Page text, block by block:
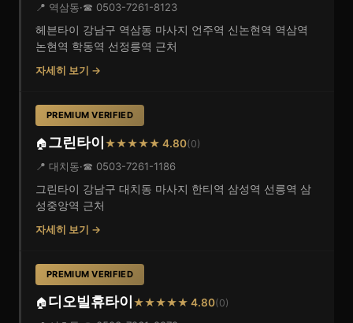
📍 역삼동·☎ 0503-7261-8123
헤븐타이 강남구 역삼동 마사지 언주역 신논현역 역삼역
논현역 학동역 선정릉역 근처
자세히 보기 →
PREMIUM VERIFIED
🏠그린타이★★★★★ 4.80(0)
📍 대치동·☎ 0503-7261-1186
그린타이 강남구 대치동 마사지 한티역 삼성역 선릉역 삼
성중앙역 근처
자세히 보기 →
PREMIUM VERIFIED
🏠디오빌휴타이★★★★★ 4.80(0)